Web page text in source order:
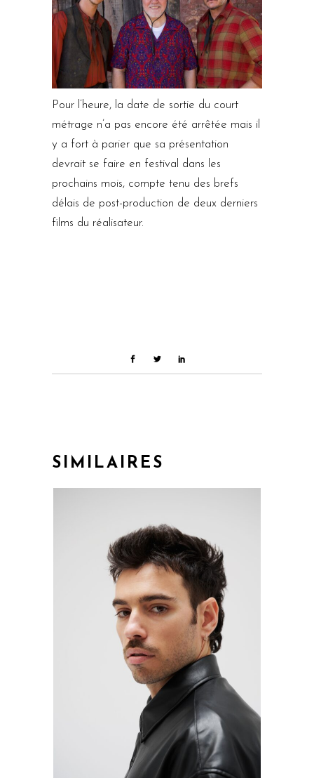
Pour l’heure, la date de sortie du court
métrage n’a pas encore été arrêtée mais il
y a fort à parier que sa présentation
devrait se faire en festival dans les
prochains mois, compte tenu des brefs
délais de post-production de deux derniers
films du réalisateur.
SIMILAIRES